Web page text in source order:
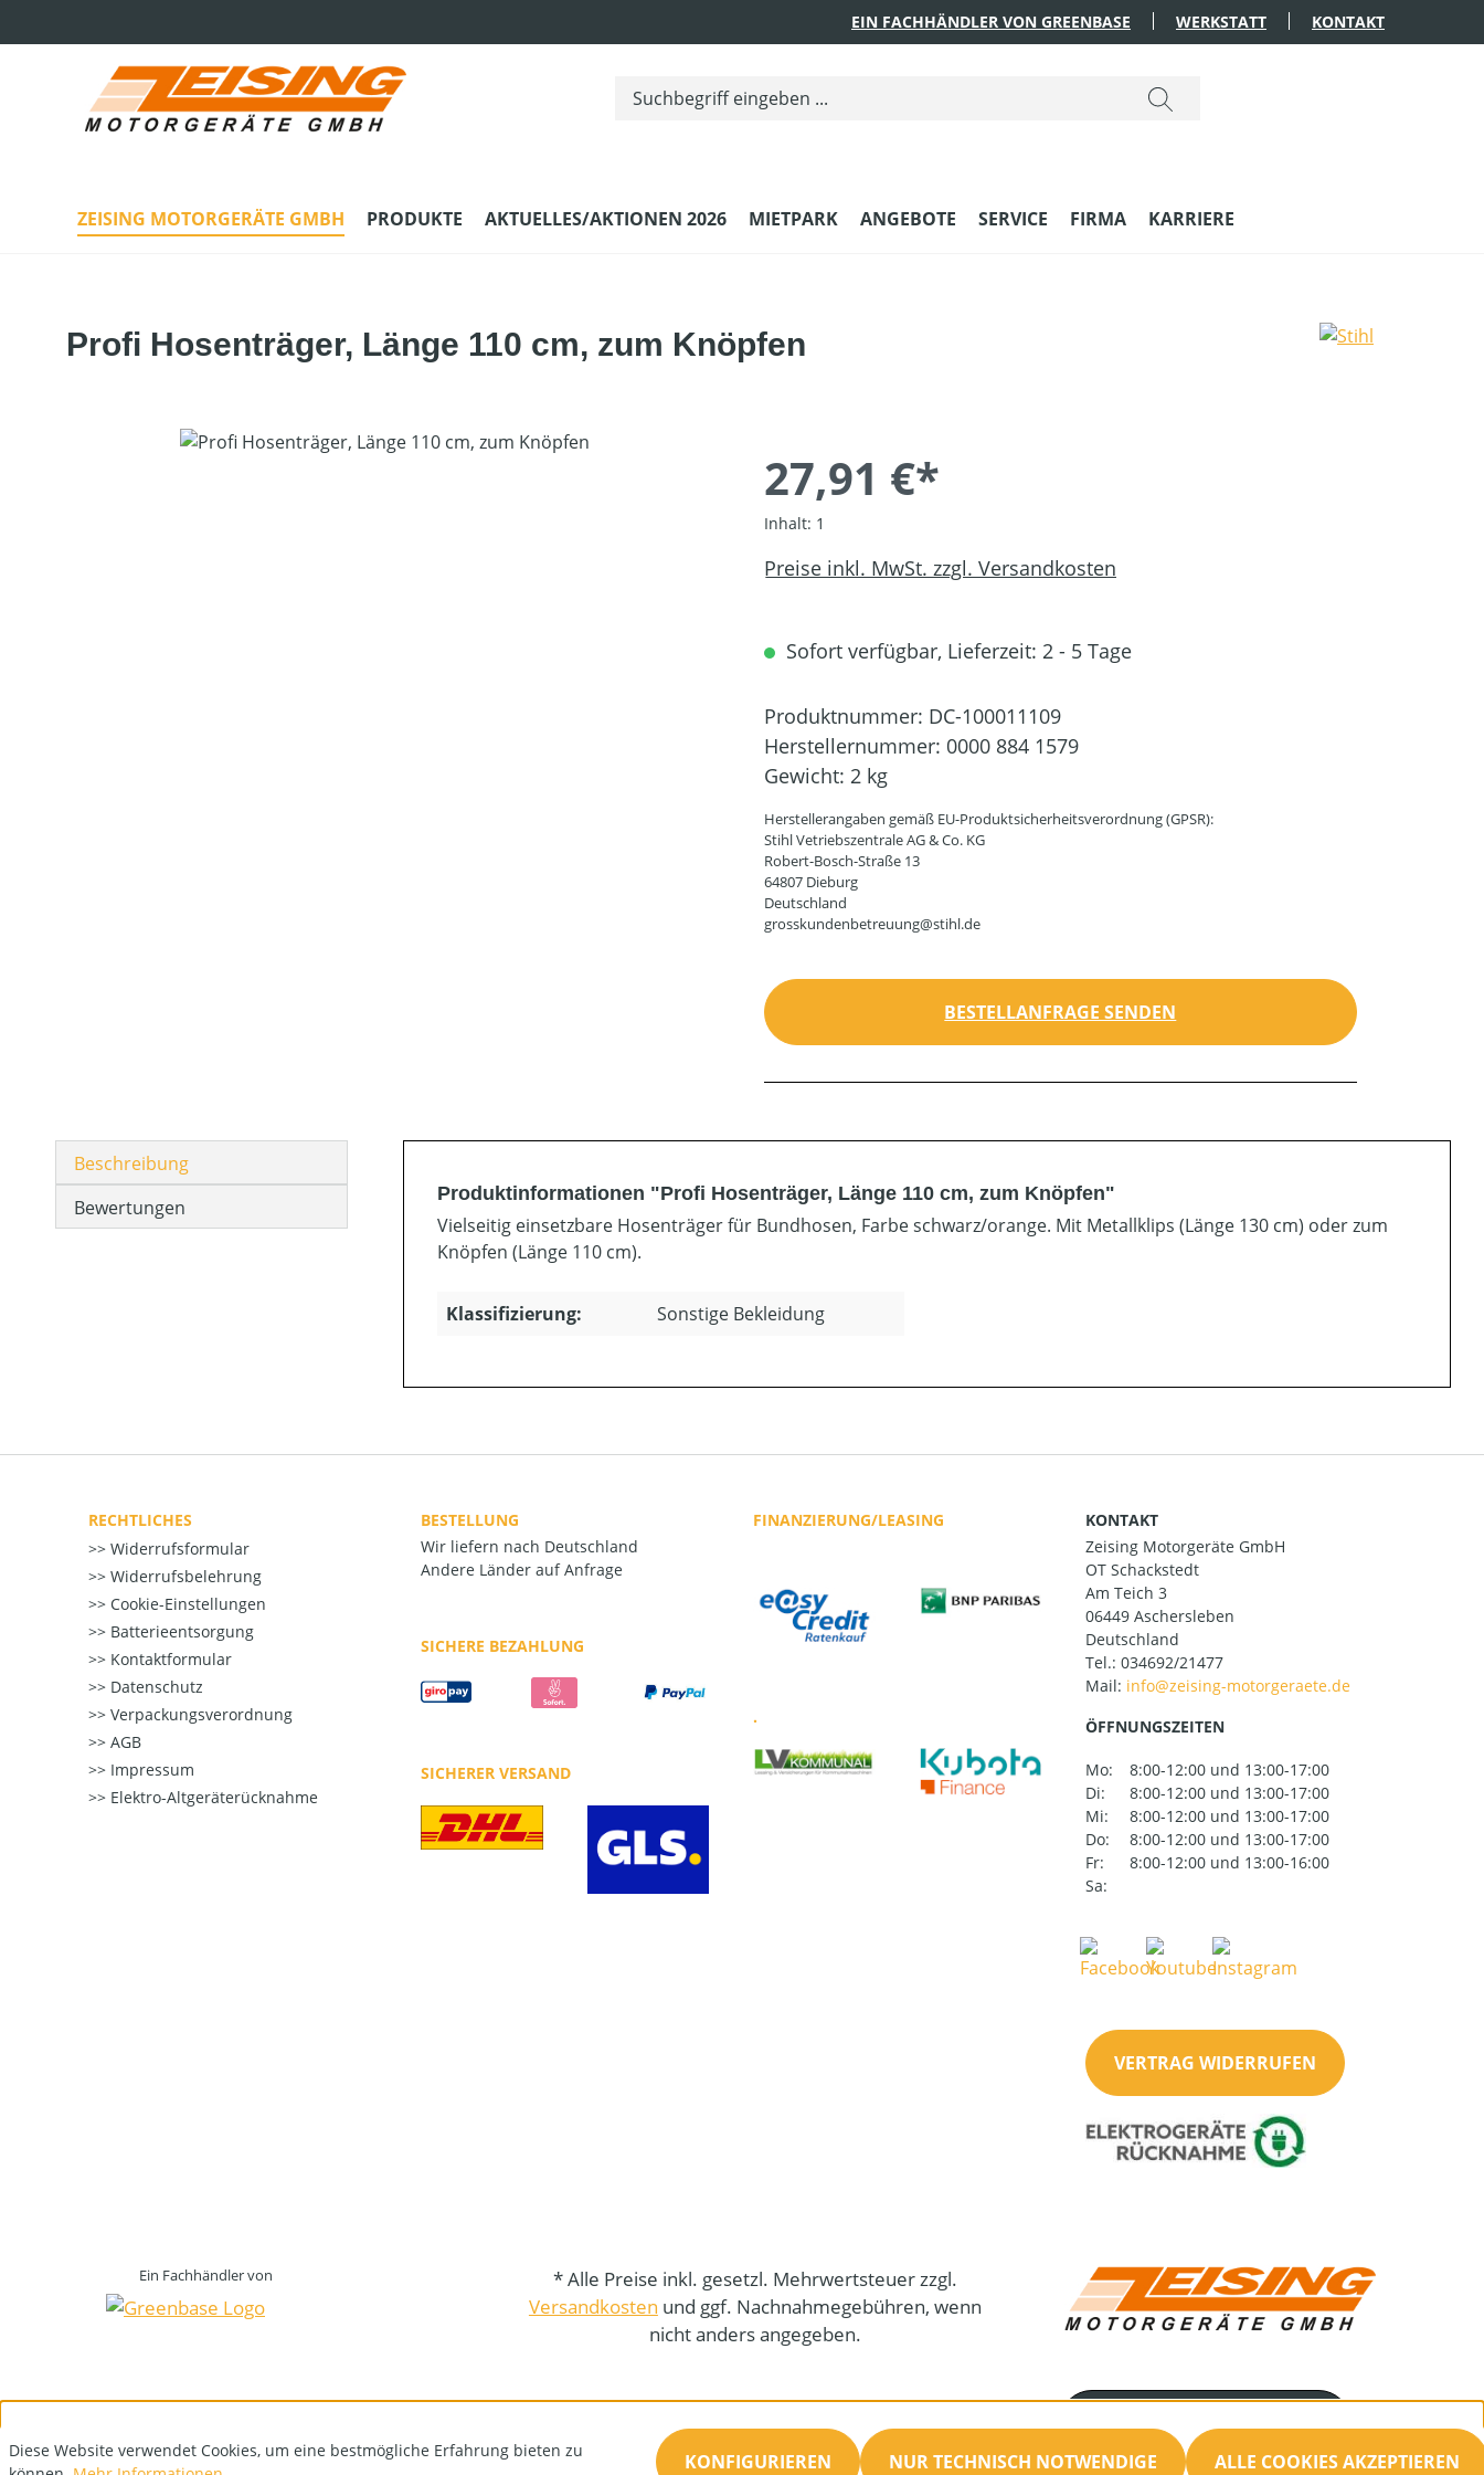
EIN FACHHÄNDLER VON GREENBASE WERKSTATT KONTAKT
ZEISING MOTORGERÄTE GMBH PRODUKTE AKTUELLES/AKTIONEN 2026 MIETPARK ANGEBOTE SERVICE FIRMA KARRIERE
Profi Hosenträger, Länge 110 cm, zum Knöpfen
Bildergalerie überspringen
27,91 €*
Inhalt: 1
Preise inkl. MwSt. zzgl. Versandkosten
Sofort verfügbar, Lieferzeit: 2 - 5 Tage
Produktnummer: DC-100011109
Herstellernummer: 0000 884 1579
Gewicht: 2 kg
Herstellerangaben gemäß EU-Produktsicherheitsverordnung (GPSR):
Stihl Vetriebszentrale AG & Co. KG
Robert-Bosch-Straße 13
64807 Dieburg
Deutschland
grosskundenbetreuung@stihl.de
BESTELLANFRAGE SENDEN
Beschreibung
Bewertungen
Produktinformationen "Profi Hosenträger, Länge 110 cm, zum Knöpfen"
Vielseitig einsetzbare Hosenträger für Bundhosen, Farbe schwarz/orange. Mit Metallklips (Länge 130 cm) oder zum
Knöpfen (Länge 110 cm).
Klassifizierung: Sonstige Bekleidung
RECHTLICHES
Widerrufsformular
Widerrufsbelehrung
Cookie-Einstellungen
Batterieentsorgung
Kontaktformular
Datenschutz
Verpackungsverordnung
AGB
Impressum
Elektro-Altgeräterücknahme
BESTELLUNG
Wir liefern nach Deutschland
Andere Länder auf Anfrage
SICHERE BEZAHLUNG
SICHERER VERSAND
FINANZIERUNG/LEASING
.
KONTAKT
Zeising Motorgeräte GmbH
OT Schackstedt
Am Teich 3
06449 Aschersleben
Deutschland
Tel.: 034692/21477
Mail:
ÖFFNUNGSZEITEN
Mo:
8:00-12:00 und 13:00-17:00
Di:
8:00-12:00 und 13:00-17:00
Mi:
8:00-12:00 und 13:00-17:00
Do:
8:00-12:00 und 13:00-17:00
Fr:
8:00-12:00 und 13:00-16:00
Sa:
VERTRAG WIDERRUFEN
Ein Fachhändler von
* Alle Preise inkl. gesetzl. Mehrwertsteuer zzgl.
Versandkosten und ggf. Nachnahmegebühren, wenn
nicht anders angegeben.
034692/21477
Diese Website verwendet Cookies, um eine bestmögliche Erfahrung bieten zu
NUR TECHNISCH NOTWENDIGE
KONFIGURIEREN ALLE COOKIES AKZEPTIEREN